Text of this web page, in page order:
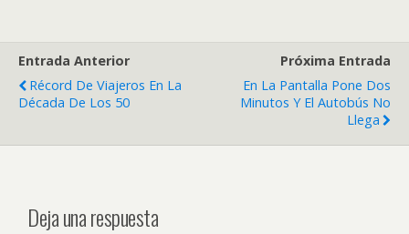
Entrada Anterior
Récord De Viajeros En La
Década De Los 50
Próxima Entrada
En La Pantalla Pone Dos
Minutos Y El Autobús No
Llega
Deja una respuesta